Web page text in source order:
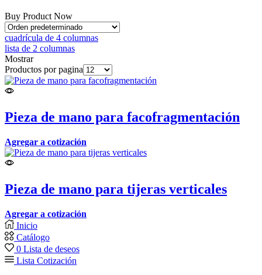
Buy Product Now
cuadrícula de 4 columnas
lista de 2 columnas
Mostrar
Productos por pagina
Pieza de mano para facofragmentación
Agregar a cotización
Pieza de mano para tijeras verticales
Agregar a cotización
Inicio
Catálogo
0 Lista de deseos
Lista Cotización